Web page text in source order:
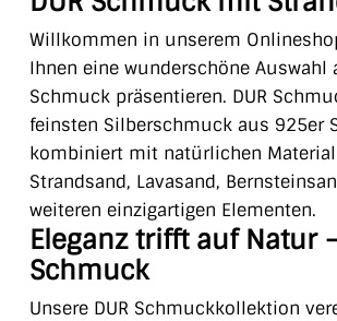
Willkommen in unserem
Ihnen eine wunderschöne Auswahl
Schmuck präsentieren. DUR
feinsten Silberschmuck aus 925er
kombiniert mit natürlichen
Strandsand, Lavasand,
weiteren einzigartigen Elementen.
Eleganz trifft auf Natur
Schmuck
Unsere DUR Schmuckkollektion